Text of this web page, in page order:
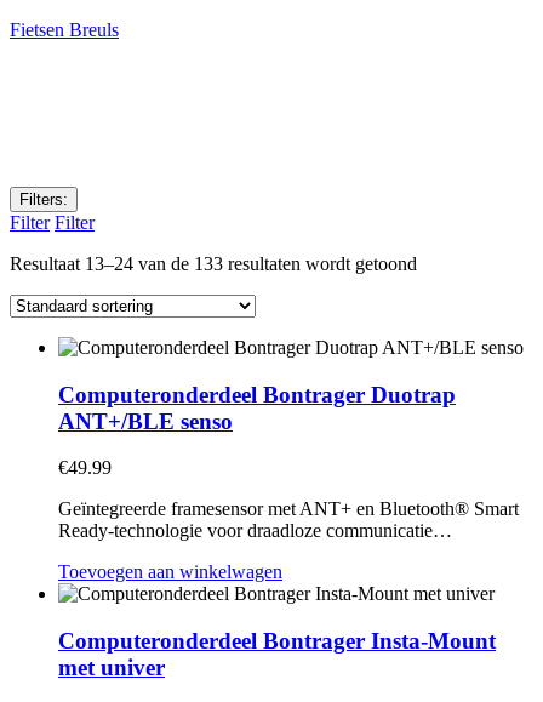
Fietsen Breuls
Filters:
Filter Filter
Resultaat 13–24 van de 133 resultaten wordt getoond
Computeronderdeel Bontrager Duotrap
ANT+/BLE senso
€49.99
Geïntegreerde framesensor met ANT+ en Bluetooth® Smart
Ready-technologie voor draadloze communicatie…
Toevoegen aan winkelwagen
Computeronderdeel Bontrager Insta-Mount
met univer